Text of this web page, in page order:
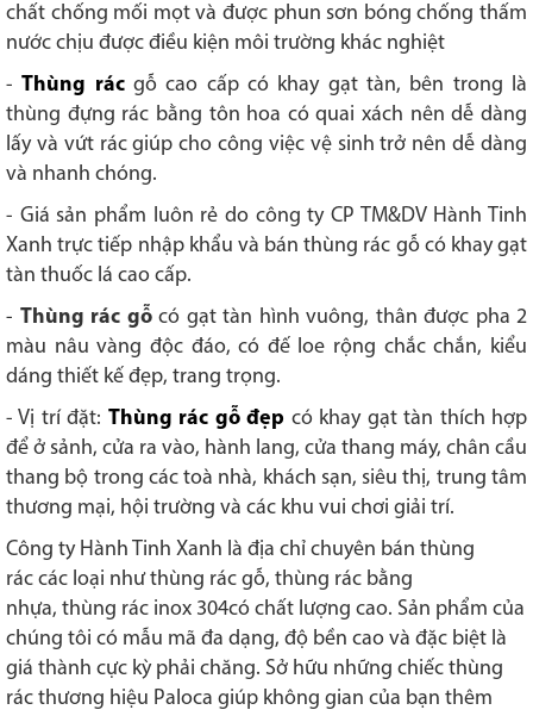
chất chống mối mọt và được phun sơn bóng chống thấm
nước chịu được điều kiện môi trường khác nghiệt
-Thùng rácgỗ cao cấp có khay gạt tàn, bên trong là
thùng đựng rác bằng tôn hoa có quai xách nên dễ dàng
lấy và vứt rác giúp cho công việc vệ sinh trở nên dễ dàng
và nhanh chóng.
- Giá sản phẩm luôn rẻ do công ty CP TM&DV Hành Tinh
Xanh trực tiếp nhập khẩu và bán thùng rác gỗ có khay gạt
tàn thuốc lá cao cấp.
- Thùng rác gỗcó gạt tàn hình vuông, thân được pha 2
màu nâu vàng độc đáo, có đế loe rộng chắc chắn, kiểu
dáng thiết kế đẹp, trang trọng.
- Vị trí đặt: Thùng rác gỗ đẹp có khay gạt tàn thích hợp
để ở sảnh, cửa ra vào, hành lang, cửa thang máy, chân cầu
thang bộ trong các toà nhà, khách sạn, siêu thị, trung tâm
thương mại, hội trường và các khu vui chơi giải trí.
Công ty Hành Tinh Xanh là địa chỉ chuyên bán thùng
rác các loại như thùng rác gỗ, thùng rác bằng
nhựa, thùng rác inox 304có chất lượng cao. Sản phẩm của
chúng tôi có mẫu mã đa dạng, độ bền cao và đặc biệt là
giá thành cực kỳ phải chăng. Sở hữu những chiếc thùng
rác thương hiệu Paloca giúp không gian của bạn thêm